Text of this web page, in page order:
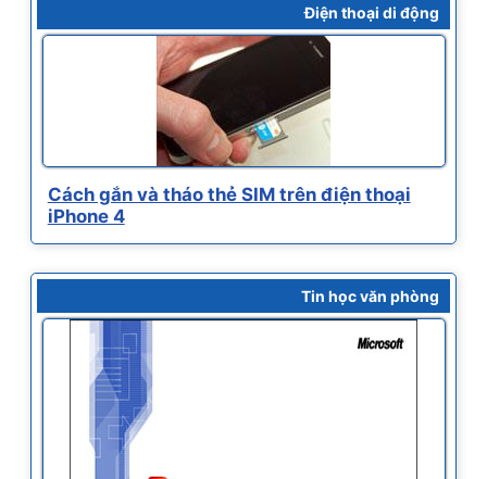
Điện thoại di động
Cách gắn và tháo thẻ SIM trên điện thoại
iPhone 4
Tin học văn phòng